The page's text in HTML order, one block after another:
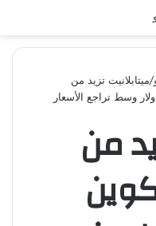
/ميتابلانيت تزيد من
من